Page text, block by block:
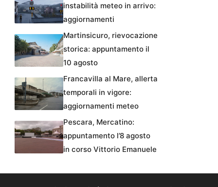
instabilità meteo in arrivo:
aggiornamenti
Martinsicuro, rievocazione
storica: appuntamento il
10 agosto
Francavilla al Mare, allerta
temporali in vigore:
aggiornamenti meteo
Pescara, Mercatino:
appuntamento l’8 agosto
in corso Vittorio Emanuele